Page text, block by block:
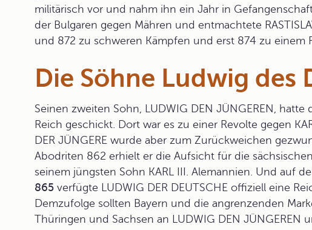
militärisch vor und nahm ihn ein Jahr in
der Bulgaren gegen Mähren und entmachtete
und 872 zu schweren Kämpfen und erst 874 zu einem
Die Söhne Ludwig des
Seinen zweiten Sohn, LUDWIG DEN JÜNGEREN , hatte
Reich geschickt. Dort war es zu einer Revolte gegen
DER JÜNGERE wurde aber zum Zurückweichen
Abodriten 862 erhielt er die Aufsicht für die
seinem jüngsten Sohn KARL III. Alemannien. Und auf
865 verfügte LUDWIG DER DEUTSCHE offiziell eine
Demzufolge sollten Bayern und die angrenzenden
Thüringen und Sachsen an LUDWIG DEN JÜNGEREN